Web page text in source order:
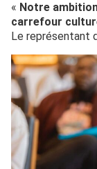
« Notre
carrefour
Le représentant